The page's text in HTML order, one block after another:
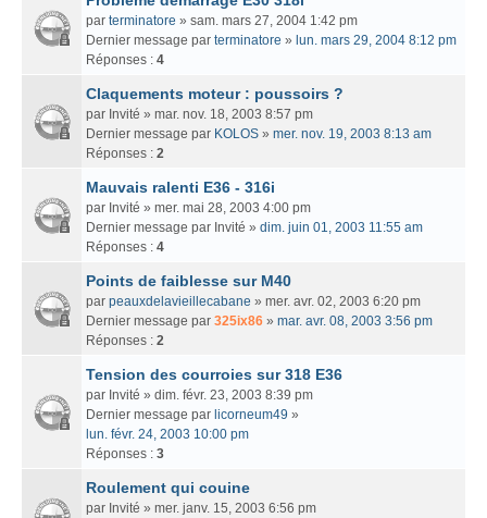
par terminatore » sam. mars 27, 2004 1:42 pm
Dernier message par terminatore » lun. mars 29, 2004 8:12 pm
Réponses : 4
Claquements moteur : poussoirs ?
par Invité » mar. nov. 18, 2003 8:57 pm
Dernier message par KOLOS » mer. nov. 19, 2003 8:13 am
Réponses : 2
Mauvais ralenti E36 - 316i
par Invité » mer. mai 28, 2003 4:00 pm
Dernier message par Invité » dim. juin 01, 2003 11:55 am
Réponses : 4
Points de faiblesse sur M40
par peauxdelavieillecabane » mer. avr. 02, 2003 6:20 pm
Dernier message par 325ix86 » mar. avr. 08, 2003 3:56 pm
Réponses : 2
Tension des courroies sur 318 E36
par Invité » dim. févr. 23, 2003 8:39 pm
Dernier message par licorneum49 »
lun. févr. 24, 2003 10:00 pm
Réponses : 3
Roulement qui couine
par Invité » mer. janv. 15, 2003 6:56 pm